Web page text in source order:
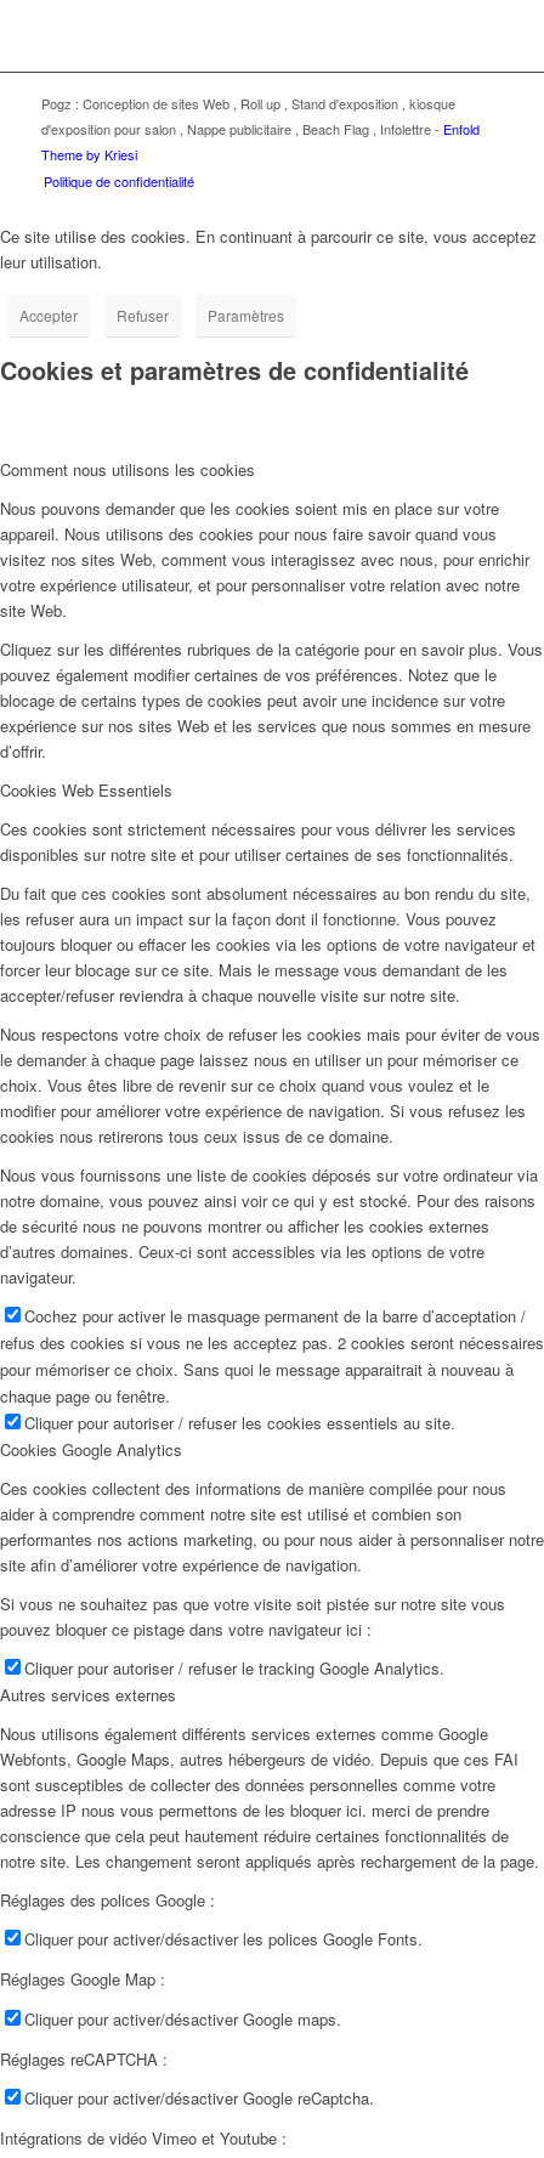
Pogz : Conception de sites Web Roll up Stand d'exposition kiosque
d'exposition pour salon Nappe publicitaire Beach Flag Infolettre - Enfold
Theme by Kriesi
Politique de confidentialité
Ce site utilise des cookies. En continuant à parcourir ce site, vous acceptez
leur utilisation.
Accepter Refuser Paramètres
Cookies et paramètres de confidentialité
Comment nous utilisons les cookies
Nous pouvons demander que les cookies soient mis en place sur votre
appareil. Nous utilisons des cookies pour nous faire savoir quand vous
visitez nos sites Web, comment vous interagissez avec nous, pour enrichir
votre expérience utilisateur, et pour personnaliser votre relation avec notre
site Web.
Cliquez sur les différentes rubriques de la catégorie pour en savoir plus. Vous
pouvez également modifier certaines de vos préférences. Notez que le
blocage de certains types de cookies peut avoir une incidence sur votre
expérience sur nos sites Web et les services que nous sommes en mesure
d’offrir.
Cookies Web Essentiels
Ces cookies sont strictement nécessaires pour vous délivrer les services
disponibles sur notre site et pour utiliser certaines de ses fonctionnalités.
Du fait que ces cookies sont absolument nécessaires au bon rendu du site,
les refuser aura un impact sur la façon dont il fonctionne. Vous pouvez
toujours bloquer ou effacer les cookies via les options de votre navigateur et
forcer leur blocage sur ce site. Mais le message vous demandant de les
accepter/refuser reviendra à chaque nouvelle visite sur notre site.
Nous respectons votre choix de refuser les cookies mais pour éviter de vous
le demander à chaque page laissez nous en utiliser un pour mémoriser ce
choix. Vous êtes libre de revenir sur ce choix quand vous voulez et le
modifier pour améliorer votre expérience de navigation. Si vous refusez les
cookies nous retirerons tous ceux issus de ce domaine.
Nous vous fournissons une liste de cookies déposés sur votre ordinateur via
notre domaine, vous pouvez ainsi voir ce qui y est stocké. Pour des raisons
de sécurité nous ne pouvons montrer ou afficher les cookies externes
d’autres domaines. Ceux-ci sont accessibles via les options de votre
navigateur.
Cochez pour activer le masquage permanent de la barre d’acceptation /
refus des cookies si vous ne les acceptez pas. 2 cookies seront nécessaires
pour mémoriser ce choix. Sans quoi le message apparaitrait à nouveau à
chaque page ou fenêtre.
Cliquer pour autoriser / refuser les cookies essentiels au site.
Cookies Google Analytics
Ces cookies collectent des informations de manière compilée pour nous
aider à comprendre comment notre site est utilisé et combien son
performantes nos actions marketing, ou pour nous aider à personnaliser notre
site afin d’améliorer votre expérience de navigation.
Si vous ne souhaitez pas que votre visite soit pistée sur notre site vous
pouvez bloquer ce pistage dans votre navigateur ici :
Cliquer pour autoriser / refuser le tracking Google Analytics.
Autres services externes
Nous utilisons également différents services externes comme Google
Webfonts, Google Maps, autres hébergeurs de vidéo. Depuis que ces FAI
sont susceptibles de collecter des données personnelles comme votre
adresse IP nous vous permettons de les bloquer ici. merci de prendre
conscience que cela peut hautement réduire certaines fonctionnalités de
notre site. Les changement seront appliqués après rechargement de la page.
Réglages des polices Google :
Cliquer pour activer/désactiver les polices Google Fonts.
Réglages Google Map :
Cliquer pour activer/désactiver Google maps.
Réglages reCAPTCHA :
Cliquer pour activer/désactiver Google reCaptcha.
Intégrations de vidéo Vimeo et Youtube :